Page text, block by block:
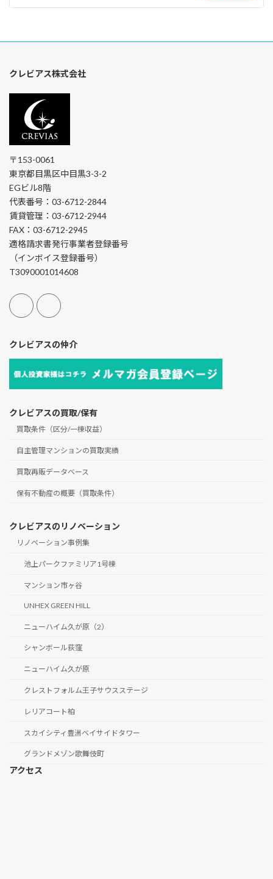
クレビアス株式会社
〒153-0061
東京都目黒区中目黒3-3-2
EGビル8階
代表番号：03-6712-2844
賃貸管理：03-6712-2944
FAX：03-6712-2945
適格請求書発行事業者登録番号
（インボイス登録番号）
T3090001014608
クレビアスの仲介
クレビアスの買取/保有
買取条件（区分/一棟収益）
自主管理マンションの買取実績
買取再販データベース
保有不動産の概要（買取条件）
クレビアスのリノベーション
リノベーション事例集
池上パークファミリア1号棟
マンション市ヶ谷
UNHEX GREEN HILL
ニューハイム久が原（2）
シャンボール荻窪
ニューハイム久が原
クレストフォルム王子サウスステージ
レリアコート柏
スカイシティ豊洲ベイサイドタワー
グランドメゾン歌舞伎町
アクセス